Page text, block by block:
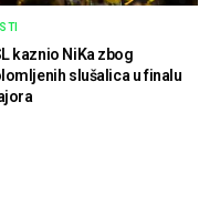
kaznio NiKa zbog
slušalica u finalu